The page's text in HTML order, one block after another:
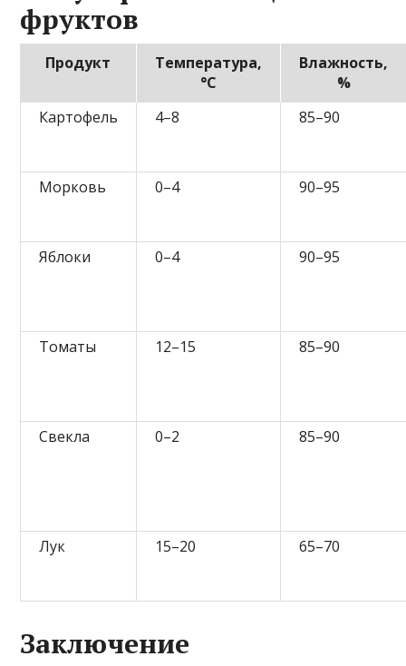
фруктов
Продукт
Температура,
°C
Влажность,
%
Картофель
4–8 85–90
Морковь 0–4 90–95
Яблоки 0–4 90–95
Томаты 12–15 85–90
Свекла 0–2 85–90
Лук 15–20 65–70
Заключение